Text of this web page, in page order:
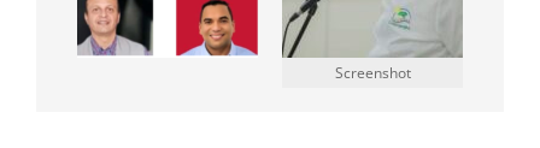
Screenshot